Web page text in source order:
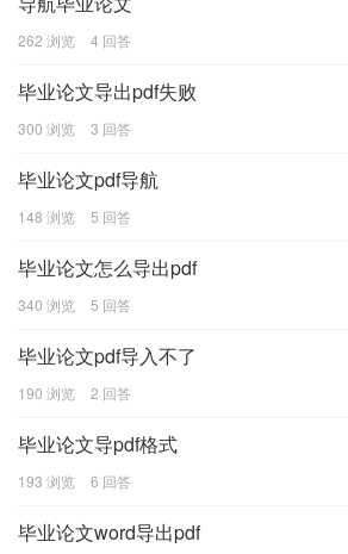
262 浏览 4 回答
毕业论文导出pdf失败
300 浏览 3 回答
毕业论文pdf导航
148 浏览 5 回答
毕业论文怎么导出pdf
340 浏览 5 回答
毕业论文pdf导入不了
190 浏览 2 回答
毕业论文导pdf格式
193 浏览 6 回答
毕业论文word导出pdf